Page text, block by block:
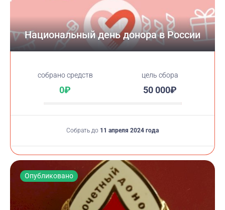
Национальный день донора в России
cобрано средств
0₽
цель сбора
50 000₽
Собрать до 11 апреля 2024 года
Опубликовано